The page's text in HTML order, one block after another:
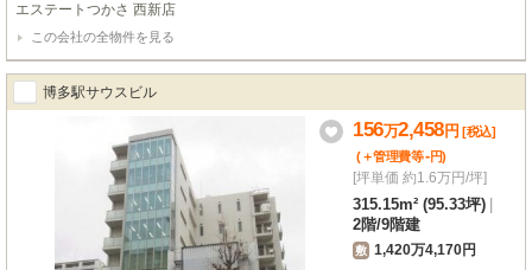
エステートつかさ 西新店
この会社の全物件を見る
博多駅サウスビル
156万2,458円 [税込]
(＋管理費等-円)
[坪単価 約1.6万円/坪]
315.15m² (95.33坪)
2階/9階建
敷 1,420万4,170円